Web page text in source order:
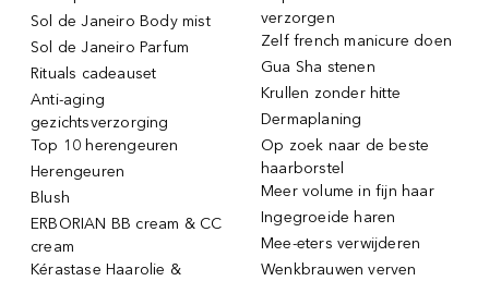
Sol de Janeiro Body mist
Sol de Janeiro Parfum
Rituals cadeauset
Anti-aging
gezichtsverzorging
Top 10 herengeuren
Herengeuren
Blush
ERBORIAN BB cream & CC
cream
Kérastase Haarolie &
verzorgen
Zelf french manicure doen
Gua Sha stenen
Krullen zonder hitte
Dermaplaning
Op zoek naar de beste
haarborstel
Meer volume in fijn haar
Ingegroeide haren
Mee-eters verwijderen
Wenkbrauwen verven